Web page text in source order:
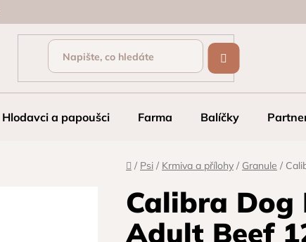
Hlodavci a papoušci Farma Balíčky
Domů
/ Psi / Krmiva a přílohy / Granule /
Calibra Dog
Adult Beef